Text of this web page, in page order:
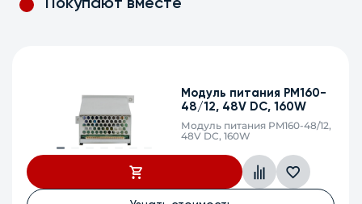
Покупают вместе
Модуль питания PM160-
48/12, 48V DC, 160W
Модуль питания PM160-48/12,
48V DC, 160W